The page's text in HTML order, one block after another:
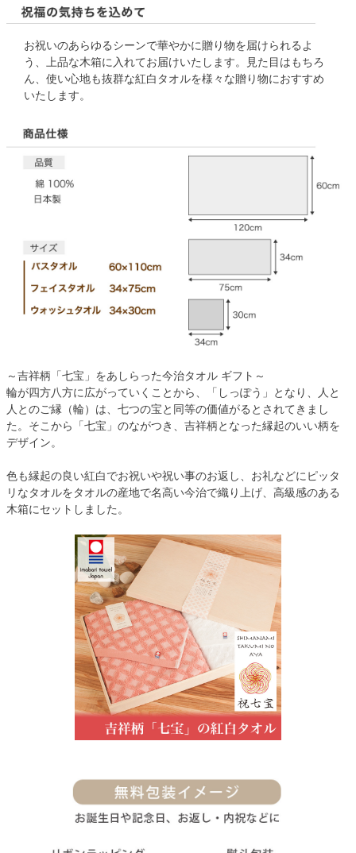
お祝いのあらゆるシーンで華やかに贈り物を届けられるよ
う、上品な木箱に入れてお届けいたします。見た目はもちろ
ん、使い心地も抜群な紅白タオルを様々な贈り物におすすめ
いたします。
～吉祥柄「七宝」をあしらった今治タオル ギフト～
輪が四方八方に広がっていくことから、「しっぽう」となり、人と
人とのご縁（輪）は、七つの宝と同等の価値がるとされてきまし
た。そこから「七宝」のながつき、吉祥柄となった縁起のいい柄を
デザイン。
色も縁起の良い紅白でお祝いや祝い事のお返し、お礼などにピッタ
リなタオルをタオルの産地で名高い今治で織り上げ、高級感のある
木箱にセットしました。